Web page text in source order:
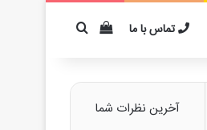
تماس با ما دیدن سبد خرید
برای مثال: کفیر
آخرین نظرات شما